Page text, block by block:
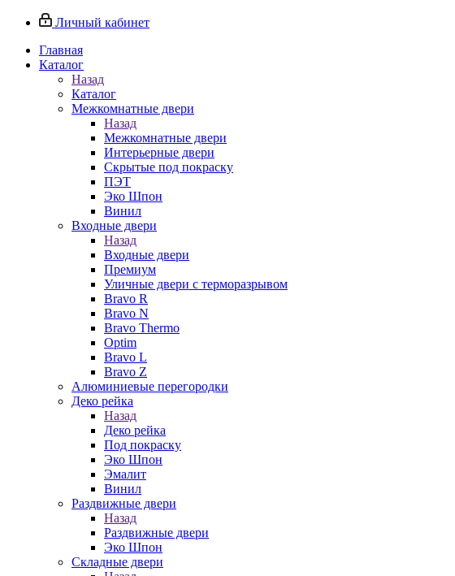
Личный кабинет
Главная
Каталог
Назад
Каталог
Межкомнатные двери
Назад
Межкомнатные двери
Интерьерные двери
Скрытые под покраску
ПЭТ
Эко Шпон
Винил
Входные двери
Назад
Входные двери
Премиум
Уличные двери с терморазрывом
Bravo R
Bravo N
Bravo Thermo
Optim
Bravo L
Bravo Z
Алюминиевые перегородки
Деко рейка
Назад
Деко рейка
Под покраску
Эко Шпон
Эмалит
Винил
Раздвижные двери
Назад
Раздвижные двери
Эко Шпон
Складные двери